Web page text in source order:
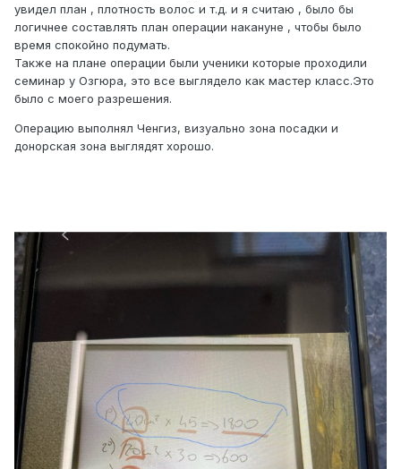
увидел план , плотность волос и т.д. и я считаю , было бы
логичнее составлять план операции накануне , чтобы было
время спокойно подумать.
Также на плане операции были ученики которые проходили
семинар у Озгюра, это все выглядело как мастер класс.Это
было с моего разрешения.
Операцию выполнял Ченгиз, визуально зона посадки и
донорская зона выглядят хорошо.